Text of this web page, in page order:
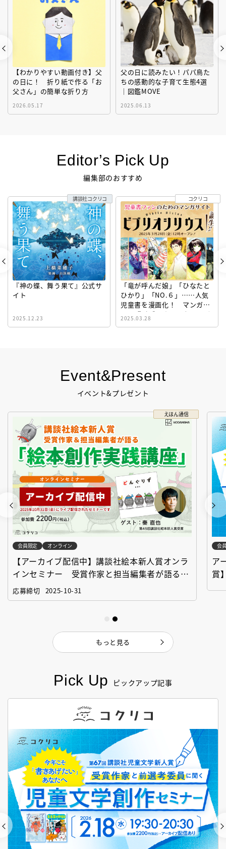
Pick Up ピックアップ記事
Event&Present
イベント&プレゼント
えほん通信
会員限定 オンライン
【アーカイブ配信中】講談社絵本新人賞オンラ
インセミナー 受賞作家と担当編集者が語る
「絵本創作実践講座」
応募締切 2025-10-31
会
ア
賞
もっと見る
【わかりやすい動画付き】父
の日に！ 折り紙で作る「お
父さん」の簡単な折り方
2026.05.17
父の日に読みたい！パパ鳥た
ちの感動的な子育て生態4選
｜図鑑MOVE
2025.06.13
Editor’s Pick Up
編集部のおすすめ
『神の蝶、舞う果て』公式サ
イト
2025.12.23
講談社コクリコ
「竜が呼んだ娘」「ひなたと
ひかり」「NO.６」……人気
児童書を漫画化！ マンガサ
イト『ビブリオシリウス』誕
生！
2025.03.28
コクリコ